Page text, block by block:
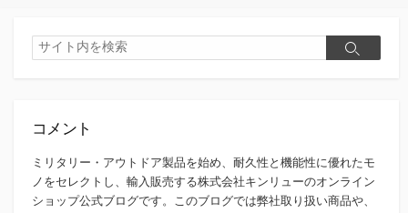
検
索
検
コメント
ミリタリー・アウトドア製品を始め、耐久性と機能性に優れたモ
ノをセレクトし、輸入販売する株式会社キンリューのオンライン
ショップ公式ブログです。このブログでは弊社取り扱い商品や、